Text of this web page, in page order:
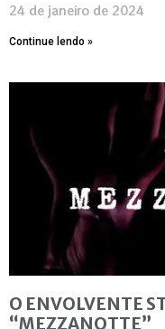
24 de janeiro de 2024
Continue lendo »
O ENVOLVENTE
“MEZZANOTTE”